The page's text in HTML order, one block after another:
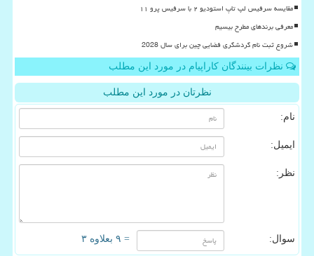
مقایسه سرفیس لپ تاپ استودیو ۲ با سرفیس پرو ۱۱
معرفی برندهای مطرح بیسیم
شروع ثبت نام گردشگری فضایی چین برای سال 2028
نظرات بینندگان کاراپیام در مورد این مطلب
نظرتان در مورد این مطلب
نام:
ایمیل:
نظر:
سوال: = ۹ بعلاوه ۳